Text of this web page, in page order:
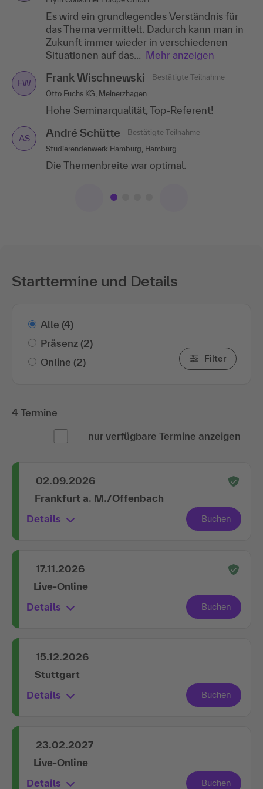
Es wird ein grundlegendes Verständnis für
das Thema vermittelt. Dadurch kann man in
Zukunft immer wieder in verschiedenen
Situationen auf das...
Mehr anzeigen
FW Frank Wischnewski
Bestätigte Teilnahme
Otto Fuchs KG, Meinerzhagen
Hohe Seminarqualität, Top-Referent!
AS André Schütte
Bestätigte Teilnahme
Studierendenwerk Hamburg, Hamburg
Die Themenbreite war optimal.
Sehr angenehmer Referent, gutes
Arbeitsklima.
Alexander Irchin
Bestätigte Teilnahme
Die Struktur des Seminars und der
Medieneinsatz waren super!
SM
Elektrokontakt GmbH, Floß
Sehr hoher Praxisbezug, perfekte
Organisation.
Reibungslose Organisation, kompetenter
Referent, umfangreicher Inhalt, ausführliche
Unterlagen.
FW
Otto Fuchs KG, Meinerzhagen
Hohe Seminarqualität, Top-Referent!
JD
BPW Bergische Achsen KG, Wiehl
Gute Organisation, gute Lernatmosphäre mit
hervorragenden Dozenten.
Besonders gut haben mir die
Praxisorientierung des Trainers und das
Schulungsumfeld gefallen.
Starttermine und Details
Alle (4)
Präsenz (2)
Online (2) Filter
4 Termine
nur verfügbare Termine anzeigen
02.09.2026
Frankfurt a. M./Offenbach
Details
17.11.2026
Live-Online
Details
15.12.2026
Stuttgart
Details
23.02.2027
Live-Online
Details